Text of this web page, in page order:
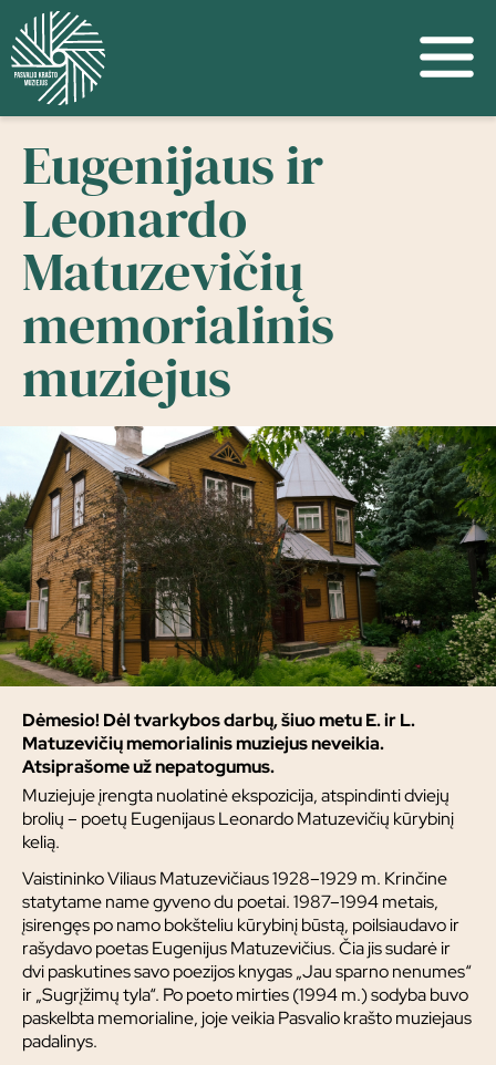
Eugenijaus ir
Leonardo
Matuzevičių
memorialinis
muziejus
Dėmesio! Dėl tvarkybos darbų, šiuo metu E. ir L.
Matuzevičių memorialinis muziejus neveikia.
Atsiprašome už nepatogumus.
Muziejuje įrengta nuolatinė ekspozicija, atspindinti dviejų
brolių – poetų Eugenijaus Leonardo Matuzevičių kūrybinį
kelią.
Vaistininko Viliaus Matuzevičiaus 1928–1929 m. Krinčine
statytame name gyveno du poetai. 1987–1994 metais,
įsirengęs po namo bokšteliu kūrybinį būstą, poilsiaudavo ir
rašydavo poetas Eugenijus Matuzevičius. Čia jis sudarė ir
dvi paskutines savo poezijos knygas „Jau sparno nenumes“
ir „Sugrįžimų tyla“. Po poeto mirties (1994 m.) sodyba buvo
paskelbta memorialine, joje veikia Pasvalio krašto muziejaus
padalinys.